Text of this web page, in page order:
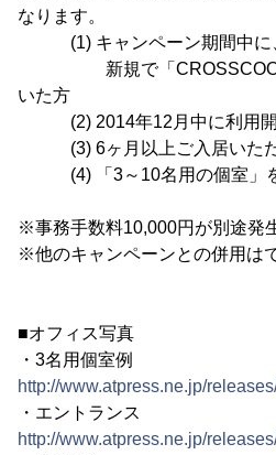
なります。
(1) キャンペーン期間中に
新規で「CROSSCOOP
いた方
(2) 2014年12月中に利用開
(3) 6ヶ月以上ご入居いた
(4) 「3～10名用の個室」を
※事務手数料10,000円が別途発
※他のキャンペーンとの併用は
■オフィス写真
・3名用個室例
http://www.atpress.ne.jp/
・エントランス
http://www.atpress.ne.jp/